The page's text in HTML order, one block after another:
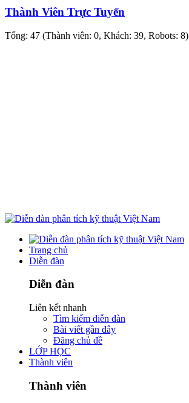
Thành Viên Trực Tuyến
Tổng: 47 (Thành viên: 0, Khách: 39, Robots: 8)
Trang chủ
Diễn đàn
Diễn đàn
Liên kết nhanh
Tìm kiếm diễn đàn
Bài viết gần đây
Đăng chủ đề
LỚP HỌC
Thành viên
Thành viên